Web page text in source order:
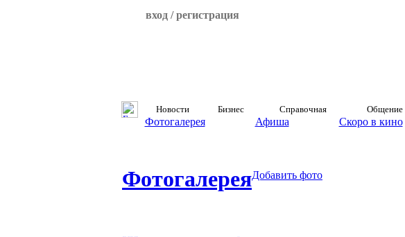
вход / регистрация
Новости Бизнес Справочная Общение
Фотогалерея
Афиша Скоро в кино
ФотогалереяДобавить фото